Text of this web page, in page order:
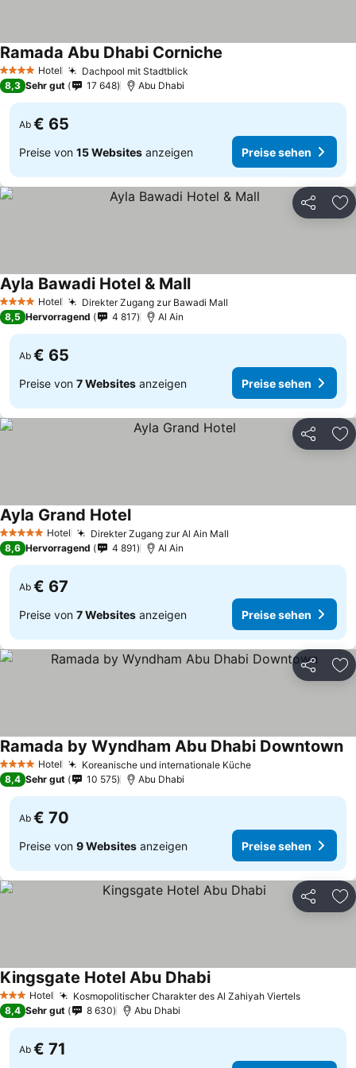
4 Sterne Hotel Dachpool mit Stadtblick
Ramada Abu Dhabi Corniche
8,3 Sehr gut 17 648 Abu Dhabi
Ab € 65
Preise von 15 Websites anzeigen Preise sehen
Teilen
4 Sterne Hotel Direkter Zugang zur Bawadi Mall
Ayla Bawadi Hotel & Mall
8,5 Hervorragend 4 817 Al Ain
Ab € 65
Preise von 7 Websites anzeigen Preise sehen
Teilen
5 Sterne Hotel Direkter Zugang zur Al Ain Mall
Ayla Grand Hotel
8,6 Hervorragend 4 891 Al Ain
Ab € 67
Preise von 7 Websites anzeigen Preise sehen
Teilen
4 Sterne Hotel Koreanische und internationale Küche
Ramada by Wyndham Abu Dhabi Downtown
8,4 Sehr gut 10 575 Abu Dhabi
Ab € 70
Preise von 9 Websites anzeigen Preise sehen
Teilen
3 SterneHotel Kosmopolitischer Charakter des Al Zahiyah Viertels
Kingsgate Hotel Abu Dhabi
8,4 Sehr gut 8 630 Abu Dhabi
Ab € 71